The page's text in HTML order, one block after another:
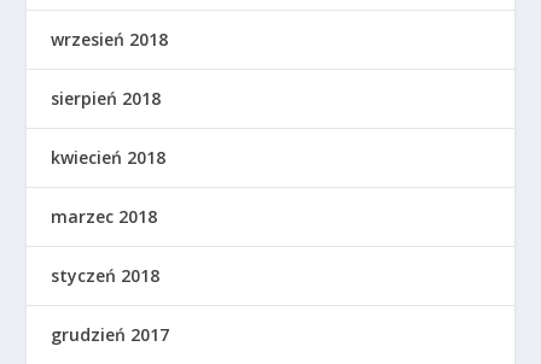
wrzesień 2018
sierpień 2018
kwiecień 2018
marzec 2018
styczeń 2018
grudzień 2017